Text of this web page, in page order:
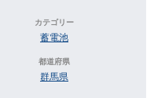
カテゴリー
蓄電池
都道府県
群馬県